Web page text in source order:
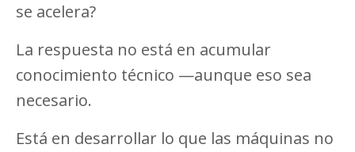
se acelera?
La respuesta no está en acumular
conocimiento técnico —aunque eso sea
necesario.
Está en desarrollar lo que las máquinas no